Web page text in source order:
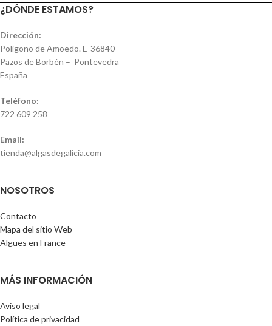
¿DÓNDE ESTAMOS?
Dirección:
Polígono de Amoedo. E-36840
Pazos de Borbén – Pontevedra
España
Teléfono:
722 609 258
Email:
tienda@algasdegalicia.com
NOSOTROS
Contacto
Mapa del sitio Web
Algues en France
MÁS INFORMACIÓN
Aviso legal
Política de privacidad